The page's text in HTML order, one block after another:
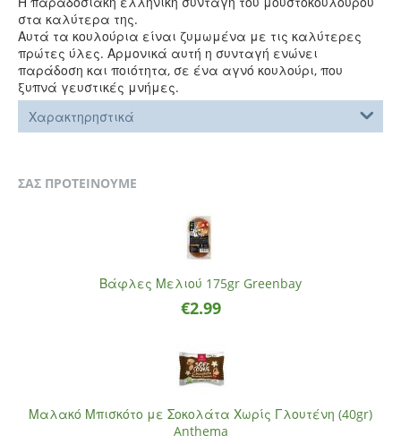
στα καλύτερα της.
Αυτά τα κουλούρια είναι ζυμωμένα με τις καλύτερες
πρώτες ύλες. Αρμονικά αυτή η συνταγή ενώνει
παράδοση και ποιότητα, σε ένα αγνό κουλούρι, που
ξυπνά γευστικές μνήμες.
Χαρακτηρηστικά
ΣΑΣ ΠΡΟΤΕΙΝΟΥΜΕ
Βάφλες Μελιού 175gr Greenbay
€2.99
Μαλακό Μπισκότο με Σοκολάτα Χωρίς Γλουτένη (40gr)
Anthema